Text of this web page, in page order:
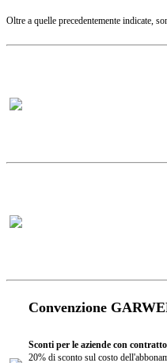
Oltre a quelle precedentemente indicate,
Convenzione
Sconti per le aziende con
20% di sconto sul costo